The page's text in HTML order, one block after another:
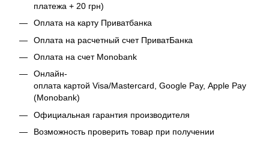
платежа + 20 грн)
Оплата на карту Приватбанка
Оплата на расчетный счет ПриватБанка
Оплата на счет Monobank
Онлайн-
оплата картой Visa/Mastercard, Google Pay, Apple Pay
(Monobank)
Официальная гарантия производителя
Возможность проверить товар при получении